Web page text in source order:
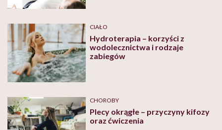
CIAŁO
Hydroterapia – korzyści z
wodolecznictwa i rodzaje
zabiegów
CHOROBY
Plecy okrągłe – przyczyny kifozy
oraz ćwiczenia